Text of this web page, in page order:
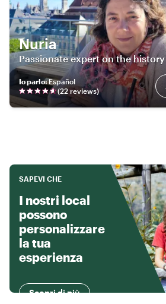
Nuria
Passionate expert on the
Io parlo:Español
(22 reviews)
SAPEVI CHE
I nostri local
possono
personalizzare
la tua
esperienza
Scopri di più